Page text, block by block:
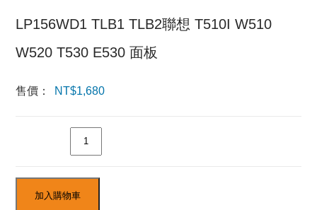
LP156WD1 TLB1 TLB2聯想 T510I W510
W520 T530 E530 面板
售價： NT$1,680
加入購物車